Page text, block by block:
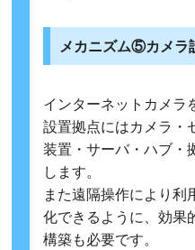
メカニズム⑤カメラ
インターネットカメラ
設置拠点にはカメラ・
装置・サーバ・ハブ・
します。
また遠隔操作により
化できるように、効果
構築も必要です。